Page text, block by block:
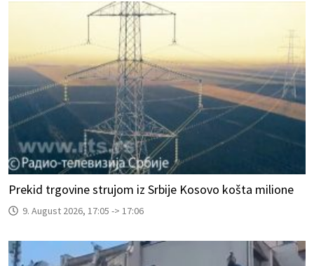
Prekid trgovine strujom iz Srbije Kosovo košta milione
9. August 2026, 17:05 -> 17:06